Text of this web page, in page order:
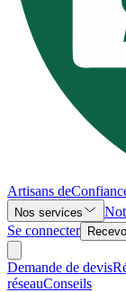
Artisans de
Nos services
Se connecter
Demande de devis
réseauConseils